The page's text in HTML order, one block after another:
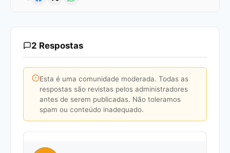
2 Respostas
Esta é uma comunidade moderada. Todas as
respostas são revistas pelos administradores
antes de serem publicadas. Não toleramos
spam ou conteúdo inadequado.